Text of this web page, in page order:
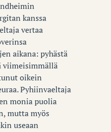
kanssa
vertaa
aikana: pyhästä
viimeisimmällä
oikein
Pyhiinvaeltaja
monia puolia
mutta myös
useaan